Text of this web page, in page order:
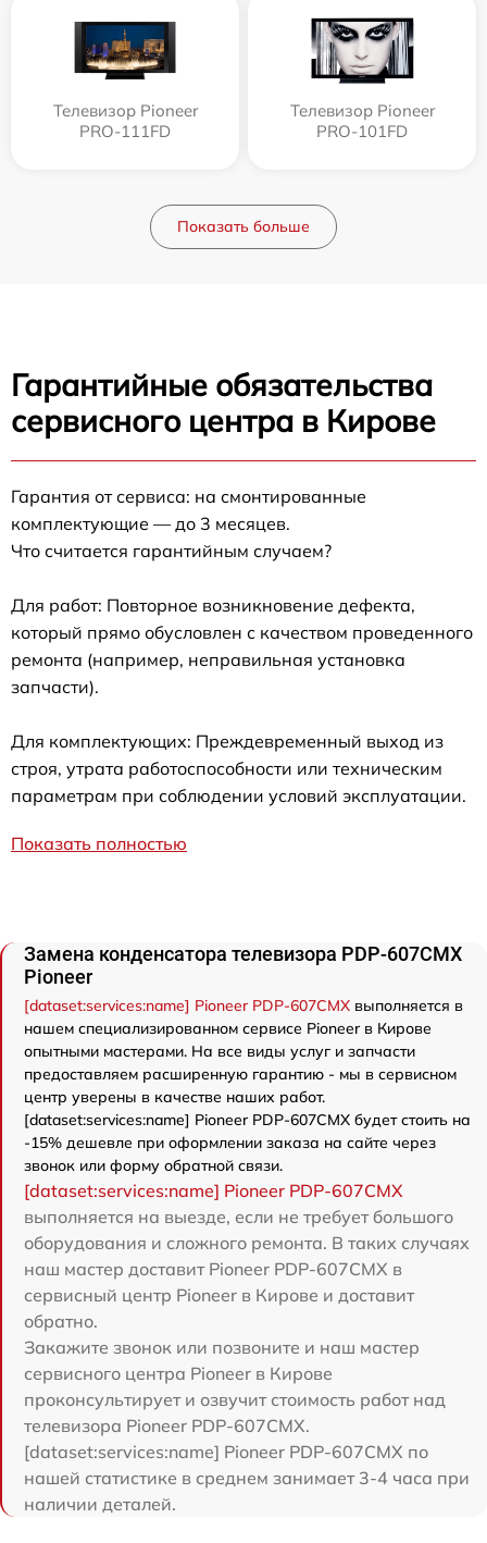
Телевизор Pioneer
PRO-111FD
Телевизор Pioneer
PRO-101FD
Показать больше
Гарантийные обязательства
сервисного центра в Кирове
Гарантия от сервиса: на смонтированные
комплектующие — до 3 месяцев.
Что считается гарантийным случаем?
Для работ: Повторное возникновение дефекта,
который прямо обусловлен с качеством проведенного
ремонта (например, неправильная установка
запчасти).
Для комплектующих: Преждевременный выход из
строя, утрата работоспособности или техническим
параметрам при соблюдении условий эксплуатации.
Показать полностью
Замена конденсатора телевизора PDP-607CMX
Pioneer
[dataset:services:name] Pioneer PDP-607CMX выполняется в
нашем специализированном сервисе Pioneer в Кирове
опытными мастерами. На все виды услуг и запчасти
предоставляем расширенную гарантию - мы в сервисном
центр уверены в качестве наших работ.
[dataset:services:name] Pioneer PDP-607CMX будет стоить на
-15% дешевле при оформлении заказа на сайте через
звонок или форму обратной связи.
[dataset:services:name] Pioneer PDP-607CMX
выполняется на выезде, если не требует большого
оборудования и сложного ремонта. В таких случаях
наш мастер доставит Pioneer PDP-607CMX в
сервисный центр Pioneer в Кирове и доставит
обратно.
Закажите звонок или позвоните и наш мастер
сервисного центра Pioneer в Кирове
проконсультирует и озвучит стоимость работ над
телевизора Pioneer PDP-607CMX.
[dataset:services:name] Pioneer PDP-607CMX по
нашей статистике в среднем занимает 3-4 часа при
наличии деталей.